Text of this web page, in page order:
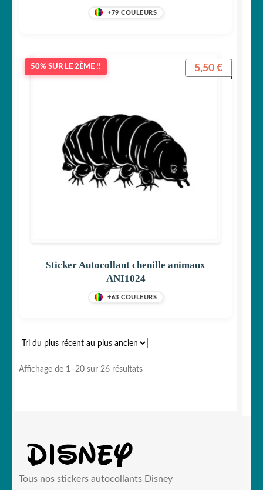
+79 COULEURS
50% SUR LE 2ÈME !!
Sticker Autocollant chenille animaux
ANI1024
+63 COULEURS
5,50 €
Affichage de 1–20 sur 26 résultatsTrié
Tous nos stickers autocollants Disney